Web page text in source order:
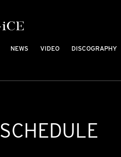
NEWS VIDEO DISCOGRAPHY
SCHEDULE